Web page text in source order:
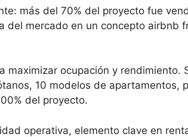
más del 70% del proyecto fue
del mercado en un concepto airbnb
maximizar ocupación y rendimiento.
10 modelos de apartamentos,
del proyecto.
operativa, elemento clave en